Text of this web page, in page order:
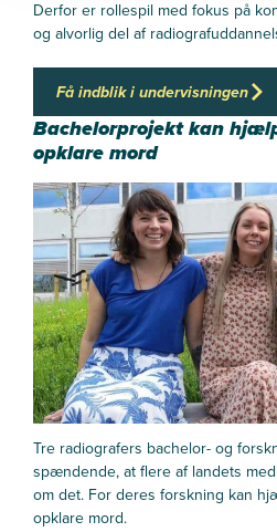
sygehus og møde patienter, siger
- Jeg har fået et godt indblik i
røntgenbillede, siger hun.
- For eksempel hvordan man
billeder af, og hvordan
Kathrine.
Derfor er rollespil med fokus på
og alvorlig del af
Få indblik i undervisningen
Bachelorprojekt kan
opklare mord
Tre radiografers bachelor- og
spændende, at flere af landets
om det. For deres forskning kan
opklare mord.